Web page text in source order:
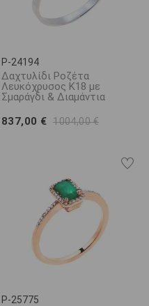
P-24194
Δαχτυλίδι Ροζέτα
Λευκόχρυσος Κ18 με
Σμαράγδι & Διαμάντια
837,00 € 1004,00 €
P-25775